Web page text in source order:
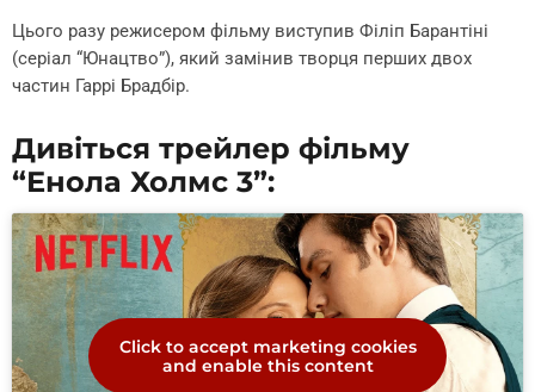
Цього разу режисером фільму виступив Філіп Барантіні
(серіал “Юнацтво”), який замінив творця перших двох
частин Гаррі Брадбір.
Дивіться трейлер фільму
“Енола Холмс 3”:
Click to accept marketing cookies
and enable this content